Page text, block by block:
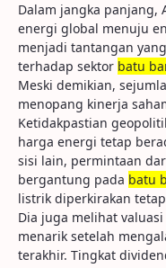
Dalam jangka panjang,
energi global menuju
menjadi tantangan
terhadap sektor batu
Meski demikian,
menopang kinerja
Ketidakpastian
harga energi tetap
sisi lain, permintaan
bergantung pada batu
listrik diperkirakan
Dia juga melihat valuasi
menarik setelah
terakhir. Tingkat